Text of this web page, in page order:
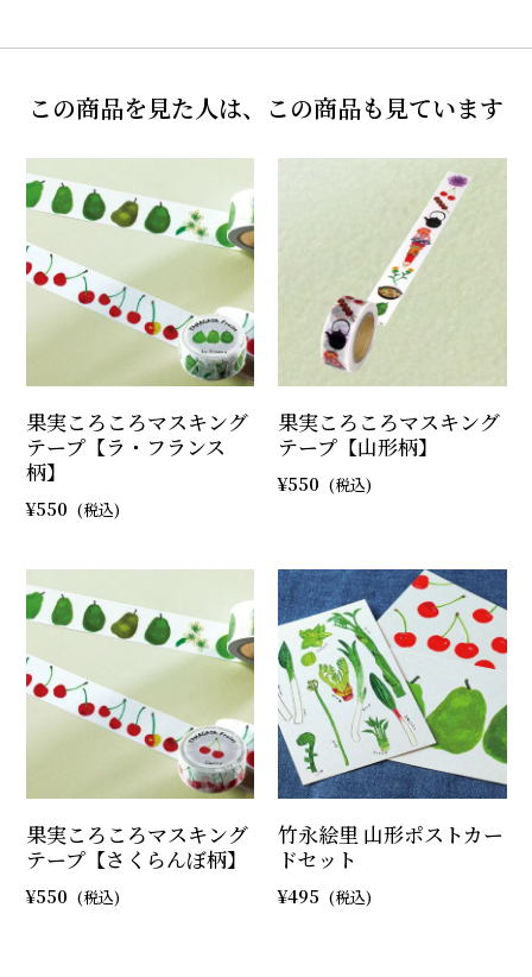
この商品を見た人は、この商品も見ています
果実ころころマスキング
テープ【ラ・フランス
柄】
550
果実ころころマスキング
テープ【山形柄】
550
果実ころころマスキング
テープ【さくらんぼ柄】
550
竹永絵里 山形ポストカー
ドセット
495